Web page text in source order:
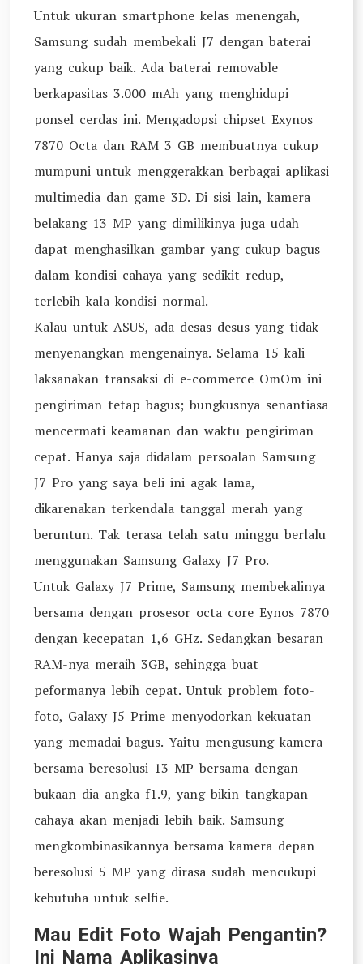
Untuk ukuran smartphone kelas menengah,
Samsung sudah membekali J7 dengan baterai
yang cukup baik. Ada baterai removable
berkapasitas 3.000 mAh yang menghidupi
ponsel cerdas ini. Mengadopsi chipset Exynos
7870 Octa dan RAM 3 GB membuatnya cukup
mumpuni untuk menggerakkan berbagai aplikasi
multimedia dan game 3D. Di sisi lain, kamera
belakang 13 MP yang dimilikinya juga udah
dapat menghasilkan gambar yang cukup bagus
dalam kondisi cahaya yang sedikit redup,
terlebih kala kondisi normal.
Kalau untuk ASUS, ada desas-desus yang tidak
menyenangkan mengenainya. Selama 15 kali
laksanakan transaksi di e-commerce OmOm ini
pengiriman tetap bagus; bungkusnya senantiasa
mencermati keamanan dan waktu pengiriman
cepat. Hanya saja didalam persoalan Samsung
J7 Pro yang saya beli ini agak lama,
dikarenakan terkendala tanggal merah yang
beruntun. Tak terasa telah satu minggu berlalu
menggunakan Samsung Galaxy J7 Pro.
Untuk Galaxy J7 Prime, Samsung membekalinya
bersama dengan prosesor octa core Eynos 7870
dengan kecepatan 1,6 GHz. Sedangkan besaran
RAM-nya meraih 3GB, sehingga buat
peformanya lebih cepat. Untuk problem foto-
foto, Galaxy J5 Prime menyodorkan kekuatan
yang memadai bagus. Yaitu mengusung kamera
bersama beresolusi 13 MP bersama dengan
bukaan dia angka f1.9, yang bikin tangkapan
cahaya akan menjadi lebih baik. Samsung
mengkombinasikannya bersama kamera depan
beresolusi 5 MP yang dirasa sudah mencukupi
kebutuha untuk selfie.
Mau Edit Foto Wajah Pengantin?
Ini Nama Aplikasinya